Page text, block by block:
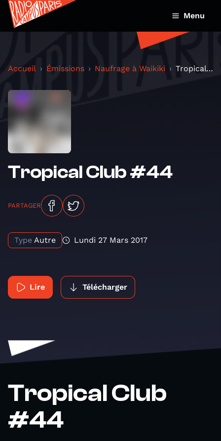
Menu
Accueil Émissions Naufrage à Waikiki Tropical Club #44
Tropical Club #44
PARTAGER
Type Autre Lundi 27 Mars 2017
Lire Télécharger
Tropical Club
#44